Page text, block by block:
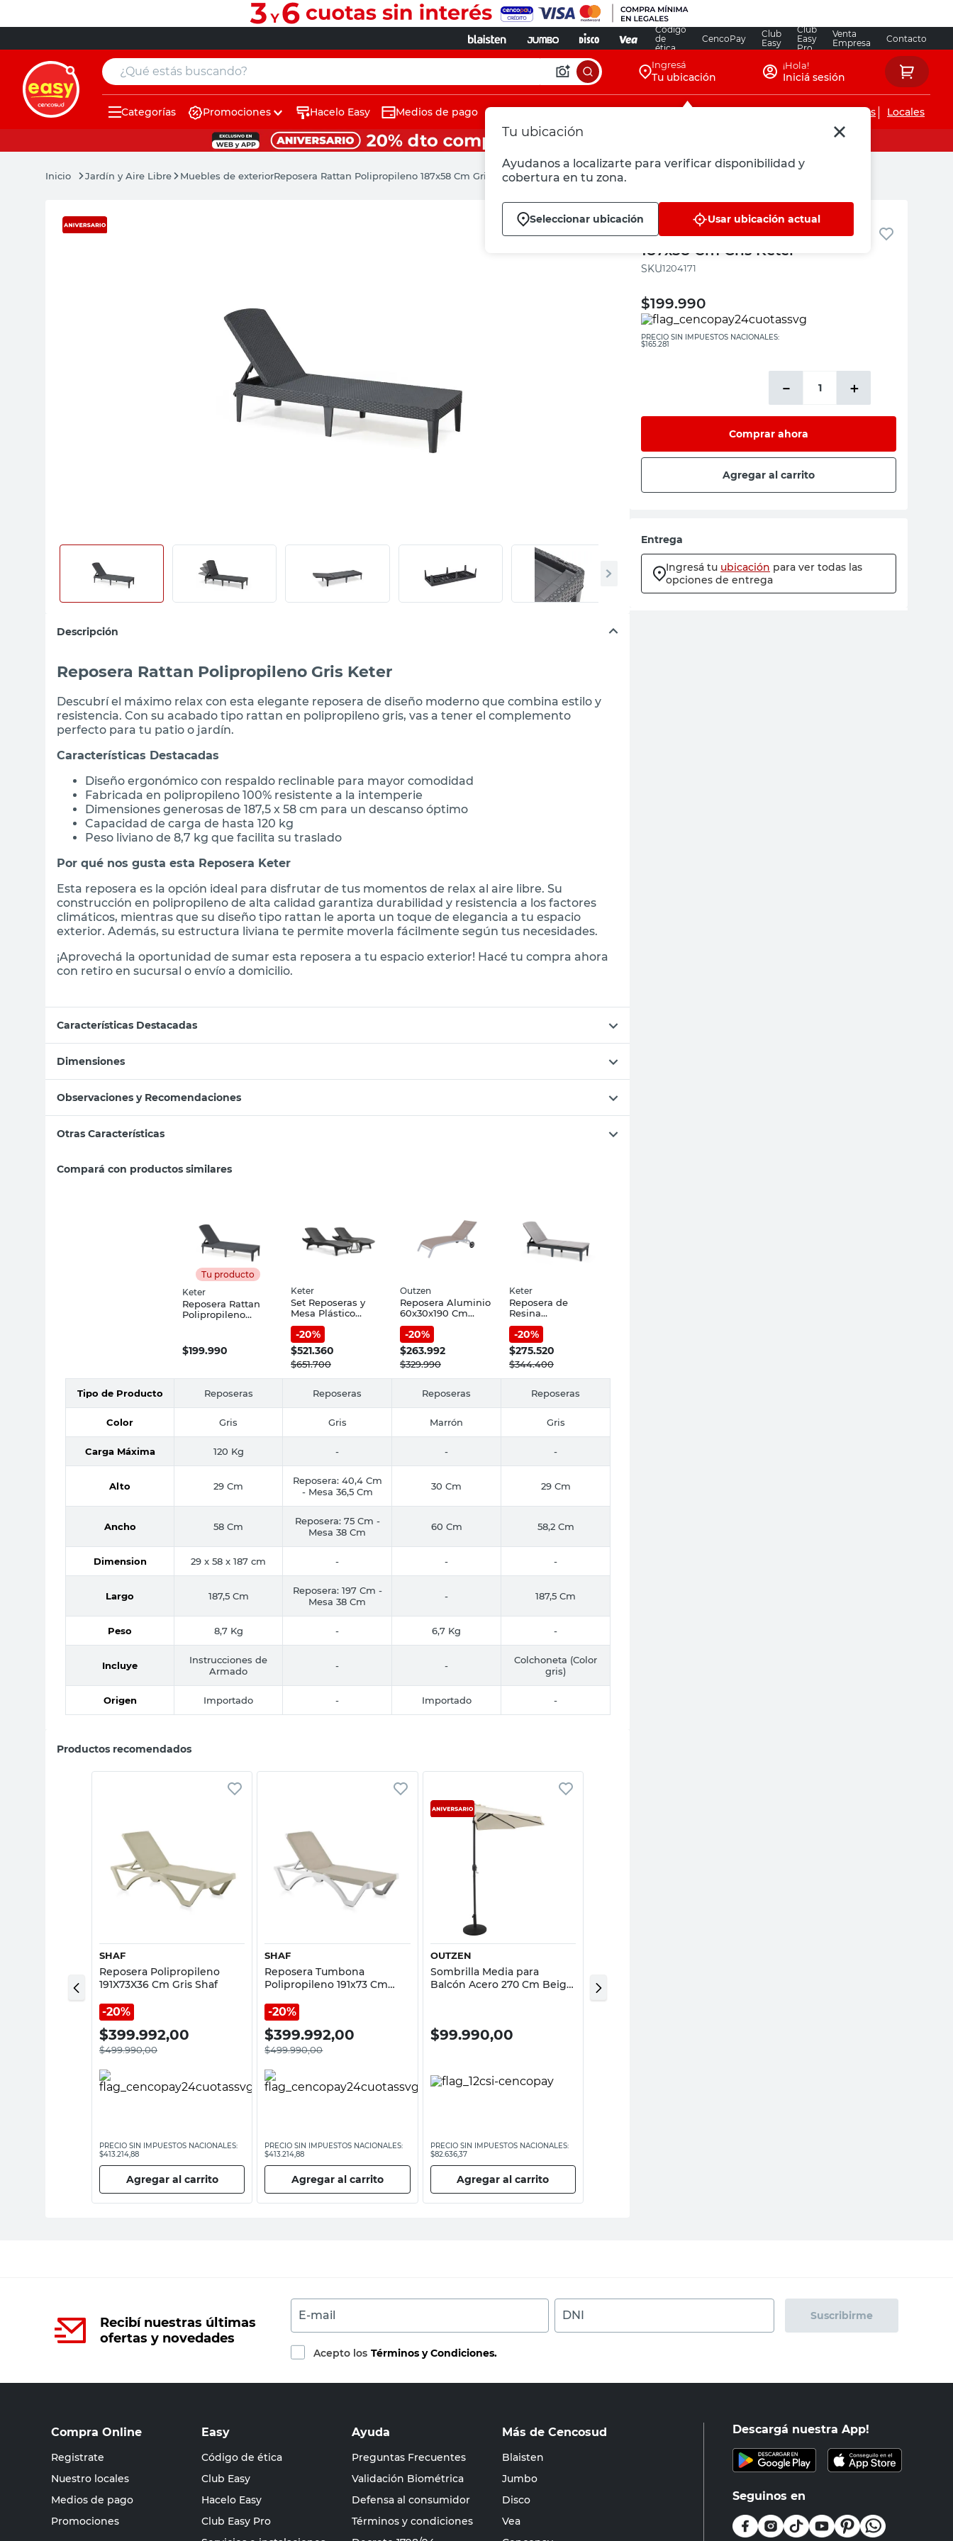
Código
de
ética
CencoPay
Club
Easy
Club
Easy
Pro
Venta
Empresa
Contacto
¿Qué estás buscando? Ingresá
Tu ubicación
Tu ubicación
Ayudanos a localizarte para verificar disponibilidad y
cobertura en tu zona.
Seleccionar ubicación Usar ubicación actual
¡Hola!
Iniciá sesión
Categorías Promociones Hacelo Easy Medios de pago Servicios de instalaciones Locales
Jardín y Aire Libre Muebles de exteriorReposera Rattan Polipropileno 187x58 Cm Gris Keter
Descripción
Reposera Rattan Polipropileno Gris Keter
Descubrí el máximo relax con esta elegante reposera de diseño moderno que combina estilo y
resistencia. Con su acabado tipo rattan en polipropileno gris, vas a tener el complemento
perfecto para tu patio o jardín.
Características Destacadas
Diseño ergonómico con respaldo reclinable para mayor comodidad
Fabricada en polipropileno 100% resistente a la intemperie
Dimensiones generosas de 187,5 x 58 cm para un descanso óptimo
Capacidad de carga de hasta 120 kg
Peso liviano de 8,7 kg que facilita su traslado
Por qué nos gusta esta Reposera Keter
Esta reposera es la opción ideal para disfrutar de tus momentos de relax al aire libre. Su
construcción en polipropileno de alta calidad garantiza durabilidad y resistencia a los factores
climáticos, mientras que su diseño tipo rattan le aporta un toque de elegancia a tu espacio
exterior. Además, su estructura liviana te permite moverla fácilmente según tus necesidades.
¡Aprovechá la oportunidad de sumar esta reposera a tu espacio exterior! Hacé tu compra ahora
con retiro en sucursal o envío a domicilio.
Características Destacadas
Dimensiones
Observaciones y Recomendaciones
Otras Características
Compará con productos similares
Tu producto
Keter
Reposera Rattan
Polipropileno
$199.990
Keter
Set Reposeras y
Mesa Plástico
197x75 Cm Gris
Keter
-20%
$521.360
$651.700
Outzen
Reposera Aluminio
60x30x190 Cm
Beige Outzen
-20%
$263.992
$329.990
Keter
Reposera de
Resina
187.5X58.2X29 Cm
Gris Keter
-20%
$275.520
$344.400
Tipo de Producto Reposeras Reposeras Reposeras Reposeras
Color Gris Gris Marrón Gris
Carga Máxima 120 Kg - - -
Alto 29 Cm
Reposera: 40,4 Cm
- Mesa 36,5 Cm
30 Cm 29 Cm
Ancho 58 Cm
Reposera: 75 Cm -
Mesa 38 Cm
60 Cm 58,2 Cm
Dimension 29 x 58 x 187 cm - - -
Largo 187,5 Cm
Reposera: 197 Cm -
Mesa 38 Cm
- 187,5 Cm
Peso 8,7 Kg - 6,7 Kg -
Incluye
Instrucciones de
Armado
- -
Colchoneta (Color
gris)
Origen Importado - Importado -
Productos recomendados
Vista rápida
SHAF
Reposera Polipropileno
191X73X36 Cm Gris Shaf
20%
$399.992,00
$499.990,00
PRECIO SIN IMPUESTOS NACIONALES:
$413.214,88
Agregar al carrito
Vista rápida
SHAF
Reposera Tumbona
Polipropileno 191x73 Cm
20%
$399.992,00
$499.990,00
PRECIO SIN IMPUESTOS NACIONALES:
$413.214,88
Agregar al carrito
OUTZEN
Sombrilla Media para
Balcón Acero 270 Cm Beige
$99.990,00
PRECIO SIN IMPUESTOS NACIONALES:
$82.636,37
Agregar al carrito
58.5x34x80 Cm Negro
Descansar
Keter
Reposera Rattan Polipropileno
187x58 Cm Gris Keter
:1204171
$199.990
PRECIO SIN IMPUESTOS NACIONALES:
$165.281
＋
－
Comprar ahora
Agregar al carrito
Entrega
Ingresá tu ubicación para ver todas las
opciones de entrega
Recibí nuestras últimas
ofertas y novedades
E-mail DNI Suscribirme
Acepto los Términos y Condiciones.
Compra Online
Registrate
Nuestro locales
Medios de pago
Promociones
Easy
Código de ética
Club Easy
Hacelo Easy
Club Easy Pro
Ayuda
Preguntas Frecuentes
Validación Biométrica
Defensa al consumidor
Términos y condiciones
Más de Cencosud
Blaisten
Jumbo
Disco
Vea
Descargá nuestra App!
Seguinos en
muebles